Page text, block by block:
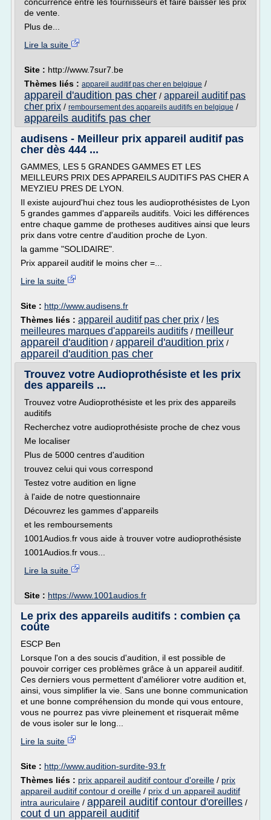
de vente.
Plus de...
Lire la suite
Site : http://www.7sur7.be
Thèmes liés : appareil auditif pas cher en belgique /
appareil d'audition pas cher / appareil auditif pas
cher prix / remboursement des appareils auditifs en belgique /
appareils auditifs pas cher
audisens - Meilleur prix appareil auditif pas
cher dès 444 ...
GAMMES, LES 5 GRANDES GAMMES ET LES
MEILLEURS PRIX DES APPAREILS AUDITIFS PAS CHER A
MEYZIEU PRES DE LYON.
Il existe aujourd'hui chez tous les audioprothésistes de Lyon
5 grandes gammes d'appareils auditifs. Voici les différences
entre chaque gamme de protheses auditives ainsi que leurs
prix dans votre centre d'audition proche de Lyon.
la gamme "SOLIDAIRE".
Prix appareil auditif le moins cher =...
Lire la suite
Site : http://www.audisens.fr
Thèmes liés : appareil auditif pas cher prix / les
meilleures marques d'appareils auditifs / meilleur
appareil d'audition / appareil d'audition prix /
appareil d'audition pas cher
Trouvez votre Audioprothésiste et les prix
des appareils ...
Trouvez votre Audioprothésiste et les prix des appareils
auditifs
Recherchez votre audioprothésiste proche de chez vous
Me localiser
Plus de 5000 centres d'audition
trouvez celui qui vous correspond
Testez votre audition en ligne
à l'aide de notre questionnaire
Découvrez les gammes d'appareils
et les remboursements
1001Audios.fr vous aide à trouver votre audioprothésiste
1001Audios.fr vous...
Lire la suite
Site : https://www.1001audios.fr
Le prix des appareils auditifs : combien ça
coûte
ESCP Ben
Lorsque l'on a des soucis d'audition, il est possible de
pouvoir corriger ces problèmes grâce à un appareil auditif.
Ces derniers vous permettent d'améliorer votre audition et,
ainsi, vous simplifier la vie. Sans une bonne communication
et une bonne compréhension du monde qui vous entoure,
vous ne pourrez pas vivre pleinement et risquerait même
de vous isoler sur le long...
Lire la suite
Site : http://www.audition-surdite-93.fr
Thèmes liés : prix appareil auditif contour d'oreille / prix
appareil auditif contour d oreille / prix d un appareil auditif
intra auriculaire / appareil auditif contour d'oreilles /
cout d un appareil auditif